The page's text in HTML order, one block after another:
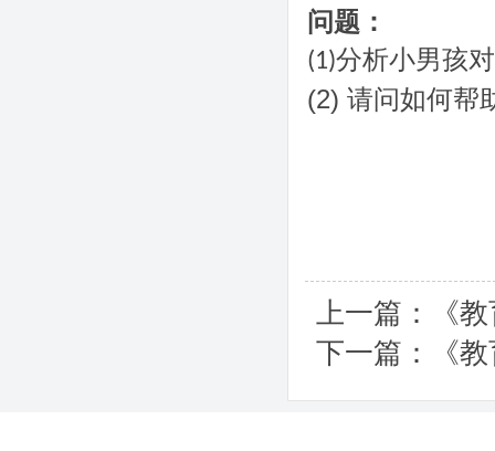
问题：
(1)分析小男孩
(2) 请问如何帮
上一篇：
《
下一篇：
《